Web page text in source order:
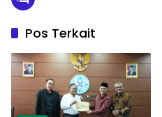
Pos Terkait